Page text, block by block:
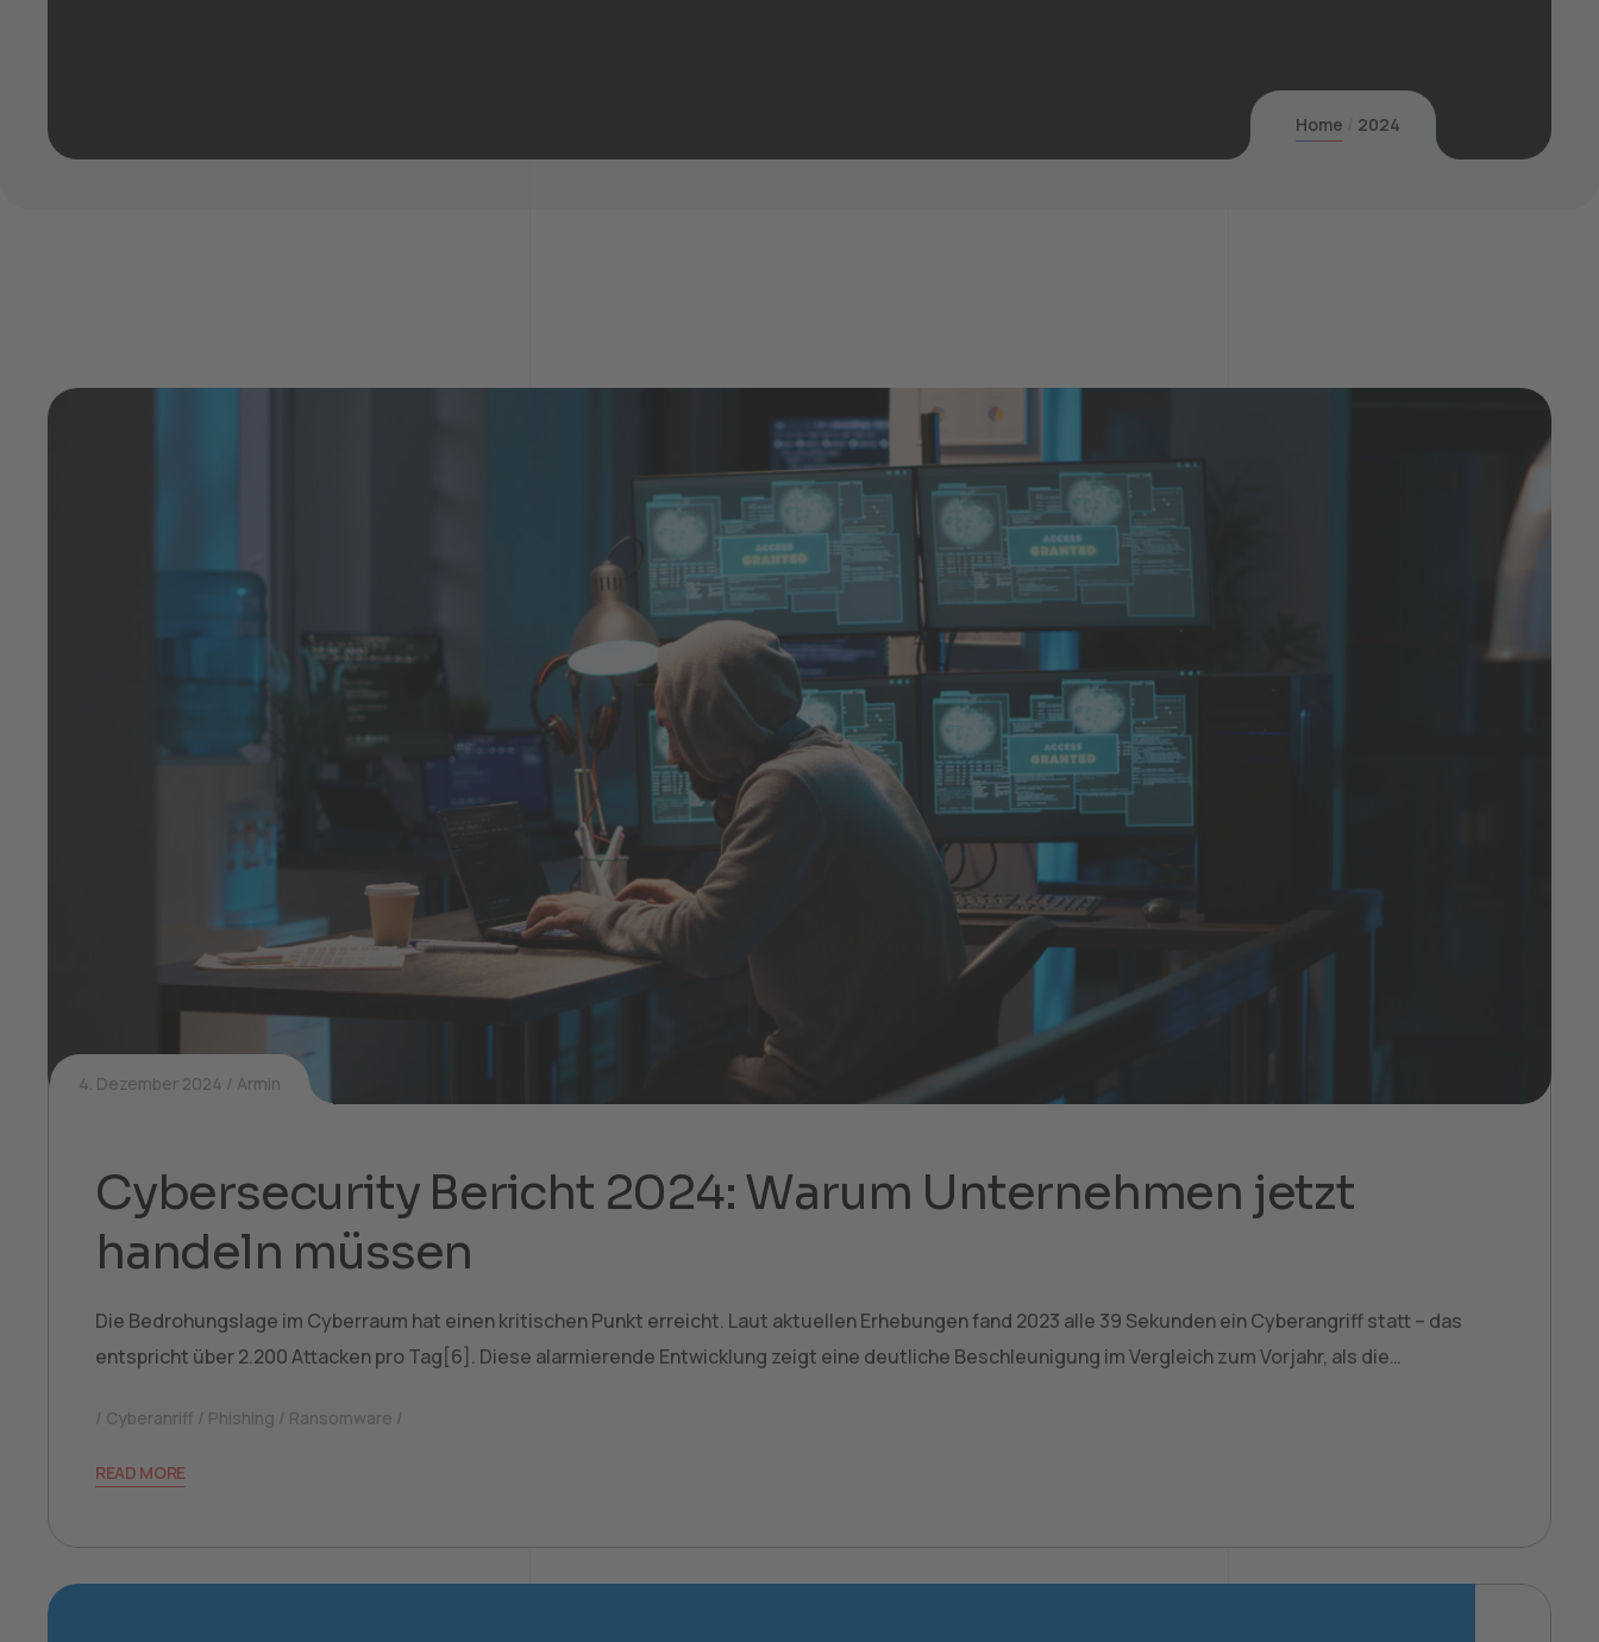
Home 2024
4. Dezember 2024 Armin
Cybersecurity Bericht 2024: Warum Unternehmen jetzt
handeln müssen
Die Bedrohungslage im Cyberraum hat einen kritischen Punkt erreicht. Laut aktuellen Erhebungen fand 2023 alle 39 Sekunden ein Cyberangriff statt – das
entspricht über 2.200 Attacken pro Tag[6]. Diese alarmierende Entwicklung zeigt eine deutliche Beschleunigung im Vergleich zum Vorjahr, als die…
Cyberanriff Phishing Ransomware
READ MORE